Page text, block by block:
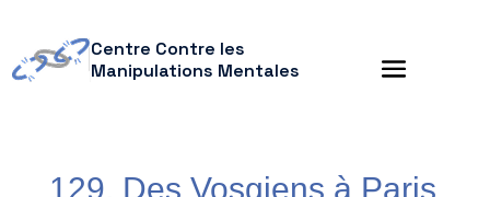
Centre Contre les
Manipulations Mentales
129. Des Vosgiens à Paris